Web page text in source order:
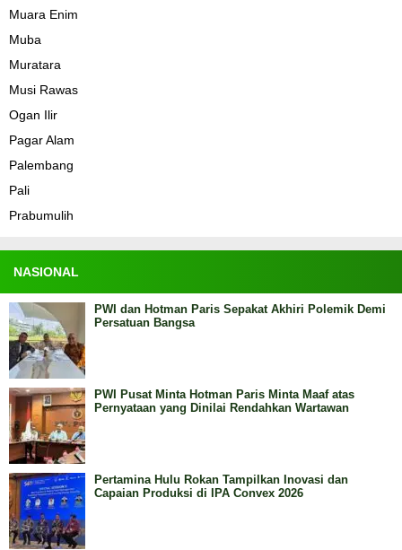
Muara Enim
Muba
Muratara
Musi Rawas
Ogan Ilir
Pagar Alam
Palembang
Pali
Prabumulih
NASIONAL
PWI dan Hotman Paris Sepakat Akhiri Polemik Demi
Persatuan Bangsa
PWI Pusat Minta Hotman Paris Minta Maaf atas
Pernyataan yang Dinilai Rendahkan Wartawan
Pertamina Hulu Rokan Tampilkan Inovasi dan
Capaian Produksi di IPA Convex 2026